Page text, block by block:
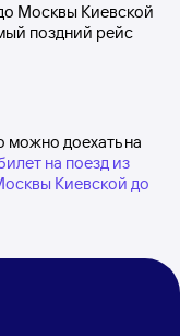
Москвы Киевской
поздний рейс
доехать на
на поезд из
Киевской до